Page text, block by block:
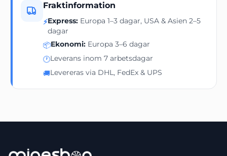
Fraktinformation
⚡Express: Europa 1–3 dagar, USA & Asien 2–5
dagar
📦Ekonomi: Europa 3–6 dagar
🕐Leverans inom 7 arbetsdagar
🚚Levereras via DHL, FedEx & UPS